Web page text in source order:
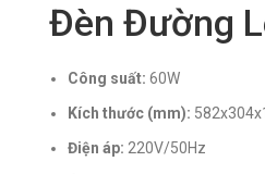
Đèn Đường
Công suất: 60W
Kích thước (mm):
Điện áp: 220V/50Hz